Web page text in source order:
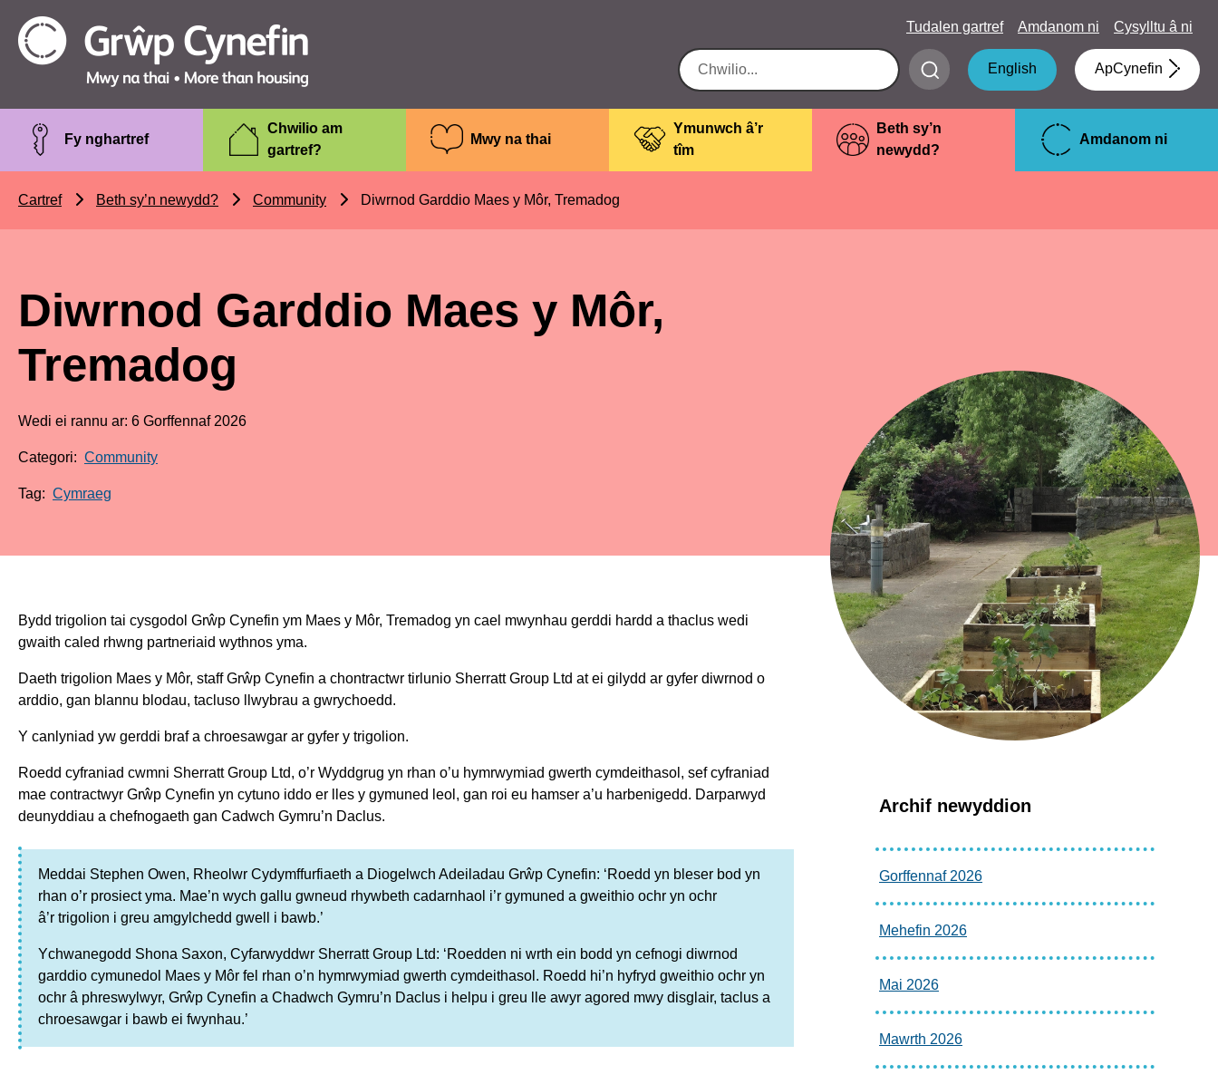
Grŵp
Cynefin
Tudalen gartref Amdanom ni Cysylltu â ni
Submit
search
English ApCynefin
Fy nghartref
Chwilio am
gartref?
Mwy na thai
Ymunwch â’r
tîm
Beth sy’n
newydd?
Amdanom ni
Cartref Beth sy’n newydd? Community Diwrnod Garddio Maes y Môr, Tremadog
Diwrnod Garddio Maes y Môr,
Tremadog
Wedi ei rannu ar: 6 Gorffennaf 2026
Categori: Community
Tag: Cymraeg
Bydd trigolion tai cysgodol Grŵp Cynefin ym Maes y Môr, Tremadog yn cael mwynhau gerddi hardd a thaclus wedi
gwaith caled rhwng partneriaid wythnos yma.
Daeth trigolion Maes y Môr, staff Grŵp Cynefin a chontractwr tirlunio Sherratt Group Ltd at ei gilydd ar gyfer diwrnod o
arddio, gan blannu blodau, tacluso llwybrau a gwrychoedd.
Y canlyniad yw gerddi braf a chroesawgar ar gyfer y trigolion.
Roedd cyfraniad cwmni Sherratt Group Ltd, o’r Wyddgrug yn rhan o’u hymrwymiad gwerth cymdeithasol, sef cyfraniad
mae contractwyr Grŵp Cynefin yn cytuno iddo er lles y gymuned leol, gan roi eu hamser a’u harbenigedd. Darparwyd
deunyddiau a chefnogaeth gan Cadwch Gymru’n Daclus.
Meddai Stephen Owen, Rheolwr Cydymffurfiaeth a Diogelwch Adeiladau Grŵp Cynefin: ‘Roedd yn bleser bod yn
rhan o’r prosiect yma. Mae’n wych gallu gwneud rhywbeth cadarnhaol i’r gymuned a gweithio ochr yn ochr
â’r trigolion i greu amgylchedd gwell i bawb.’
Ychwanegodd Shona Saxon, Cyfarwyddwr Sherratt Group Ltd: ‘Roedden ni wrth ein bodd yn cefnogi diwrnod
garddio cymunedol Maes y Môr fel rhan o’n hymrwymiad gwerth cymdeithasol. Roedd hi’n hyfryd gweithio ochr yn
ochr â phreswylwyr, Grŵp Cynefin a Chadwch Gymru’n Daclus i helpu i greu lle awyr agored mwy disglair, taclus a
chroesawgar i bawb ei fwynhau.’
Archif newyddion
Gorffennaf 2026
Mehefin 2026
Mai 2026
Mawrth 2026